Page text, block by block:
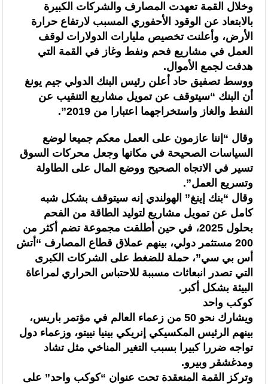
وخلال القمة تعهدت المصارف والشركات الكبيرة
بالابتعاد عن الوقود الأحفوري المسبب لارتفاع حرارة
الأرض، وأعلنت تخصيص مليارات الدولارات لوقف
العمل في مشاريع فحم ونفط وغاز في القمة التي
هدفت لجمع الأموال.
ووسط تصفيق حاد أعلن رئيس البنك الدولي جيم يونغ
أن البنك “سيتوقف عن تمويل مشاريع التنقيب عن
النفط والغاز واستخراجهما اعتبارا من 2019”.
وقال “إننا عازمون على العمل معكم جميعا لوضع
السياسات الصحيحة في مكانها وجعل محركات السوق
تسير في الاتجاه الصحيح ووضع المال على الطاولة
وتسريع العمل”.
وقال “بنك إينغ” الهولندي إنه سيتوقف بشكل شبه
كامل عن تمويل مشاريع لتوليد الطاقة من الفحم
بحلول 2025، في حين أطلقت مجموعة تضم أكثر من
200 مستثمر دولي، بينهم عملاق قطاع المصارف “أتش
أس بي سي”، حملة للضغط على الشركات الكبرى
التي تصدر انبعاثات مسببة للاحتباس الحراري لمراعاة
البيئة بشكل أكبر.
كوكب واحد
ويشارك نحو 50 من زعماء العالم في مؤتمر باريس،
بينهم الرئيس المكسيكي إنريكي بينيا نييتو، وزعماء دول
تواجه ضررا كبيرا بسبب التغير المناخي مثل تشاد
ومدغشقر وبيرو.
وتركز القمة المنعقدة تحت عنوان “كوكب واحد” على